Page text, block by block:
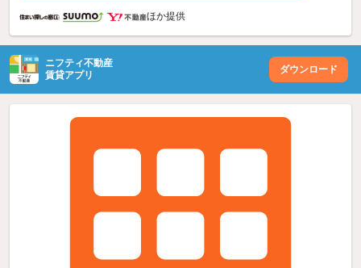
ほか提供
ニフティ不動産
賃貸アプリ
ダウンロード